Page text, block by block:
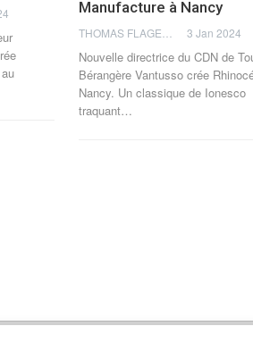
Manufacture à Nancy
3 Jan 2024
Nouvelle directrice du CDN de
Bérangère Vantusso crée
Nancy. Un classique de Ionesco
traquant…